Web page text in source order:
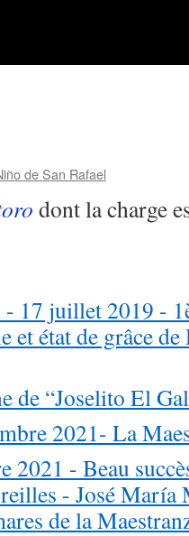
de San Rafael
dont la charge
17 juillet 2019 -
et état de grâce
de “Joselito El
2021- La
2021 - Beau
- José María
de la